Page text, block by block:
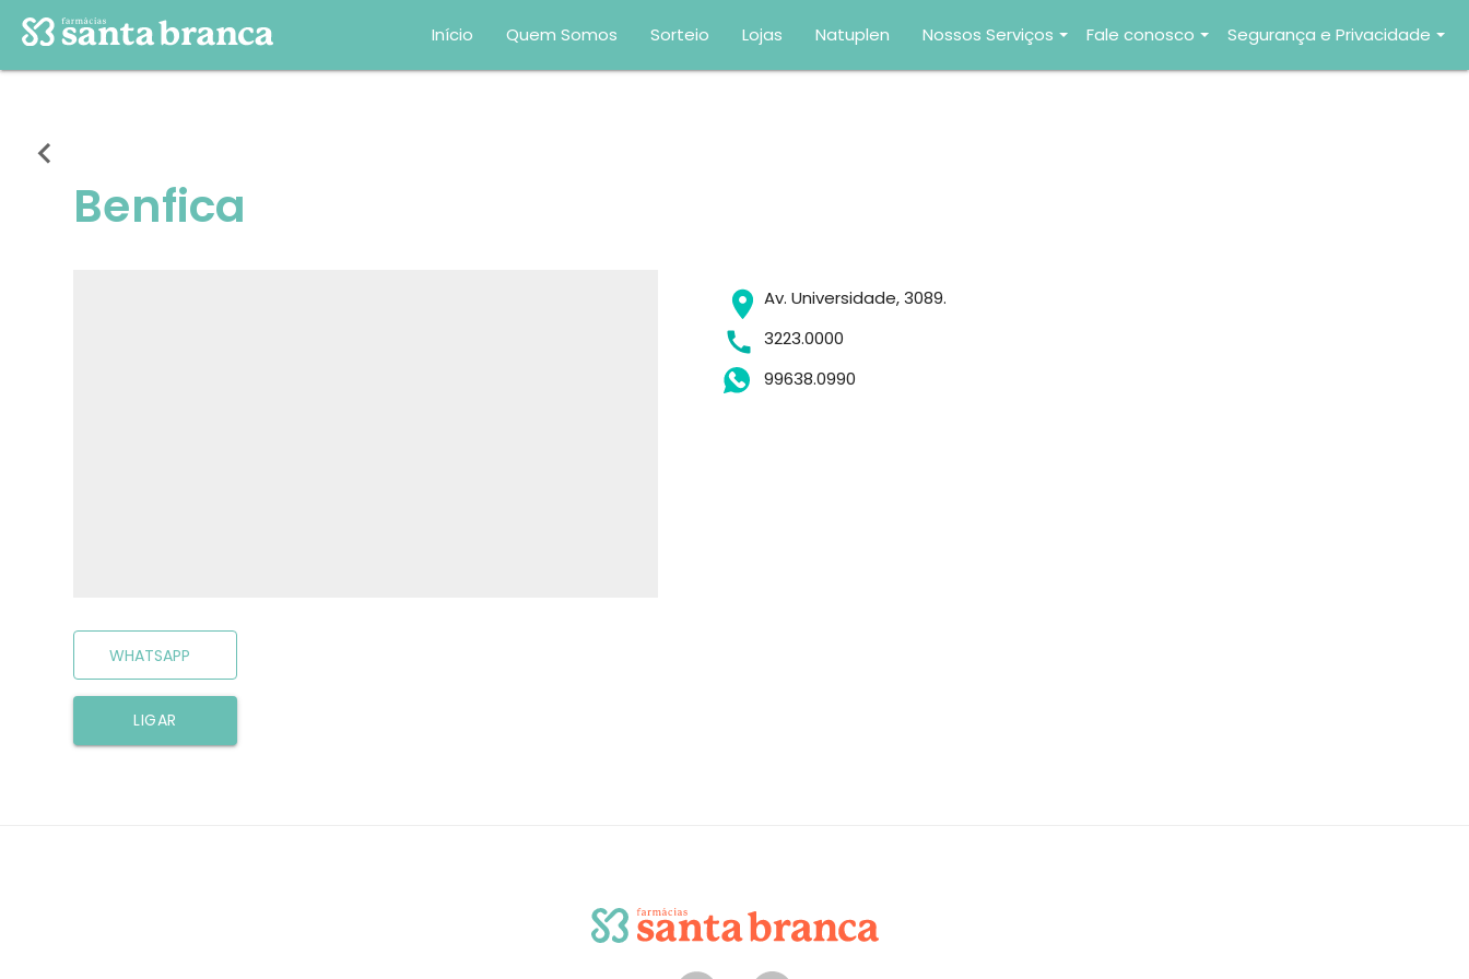
Início Quem Somos Sorteio Lojas Natuplen Nossos Serviços Fale conosco Segurança e Privacidade
chevron_left
Benfica
WHATSAPP
LIGAR
Av. Universidade, 3089.
3223.0000
99638.0990